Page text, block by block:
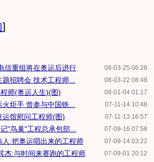
]
08-03-25 06:28
信重组将在奥运后进行
08-03-22 08:48
招聘会 技术工程师...
08-01-04 01:17
师(奥运人生)(图)
07-11-14 10:48
炬手 曾参与中国铁...
07-11-13 16:57
馆慰问工程师(图)
07-09-16 07:58
"鸟巢"工程总承包部...
07-09-14 03:22
:把奥运唱出来的工程师
07-09-01 20:12
杰:与时间来赛跑的工程师